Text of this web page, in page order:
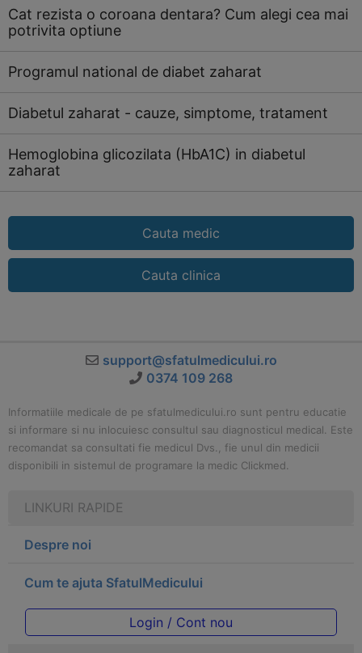
Cat rezista o coroana dentara? Cum alegi cea mai
potrivita optiune
Programul national de diabet zaharat
Diabetul zaharat - cauze, simptome, tratament
Hemoglobina glicozilata (HbA1C) in diabetul
zaharat
Cauta medic
Cauta clinica
support@sfatulmedicului.ro
0374 109 268
Informatiile medicale de pe sfatulmedicului.ro sunt pentru educatie
si informare si nu inlocuiesc consultul sau diagnosticul medical. Este
recomandat sa consultati fie medicul Dvs., fie unul din medicii
disponibili in sistemul de programare la medic Clickmed.
LINKURI RAPIDE
Despre noi
Cum te ajuta SfatulMedicului
Login / Cont nou